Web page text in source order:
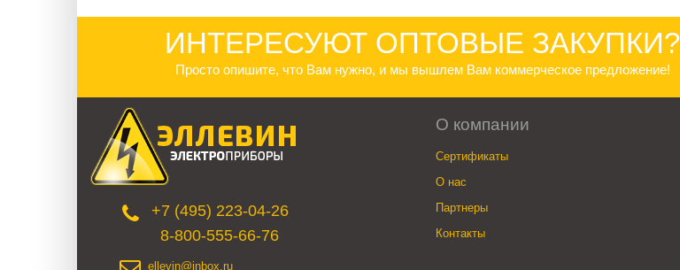
ИНТЕРЕСУЮТ ОПТОВЫЕ ЗАКУПКИ?
Просто опишите, что Вам нужно, и мы вышлем Вам коммерческое предложение!
+7 (495) 223-04-26
8-800-555-66-76
ellevin@inbox.ru
О компании
Сертификаты
О нас
Партнеры
Контакты